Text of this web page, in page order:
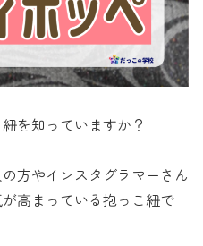
を知っていますか？
方やインスタグラマーさん
高まっている抱っこ紐で